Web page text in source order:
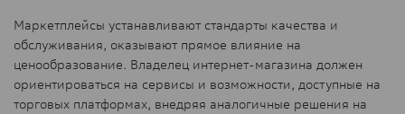
Маркетплейсы устанавливают стандарты качества и
обслуживания, оказывают прямое влияние на
ценообразование. Владелец интернет-магазина должен
ориентироваться на сервисы и возможности, доступные на
торговых платформах, внедряя аналогичные решения на